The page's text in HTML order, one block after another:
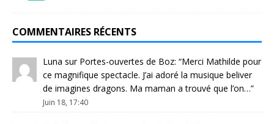
COMMENTAIRES RÉCENTS
Luna sur Portes-ouvertes de Boz: “Merci Mathilde pour
ce magnifique spectacle. J’ai adoré la musique beliver
de imagines dragons. Ma maman a trouvé que l’on…”
Juin 18, 17:40